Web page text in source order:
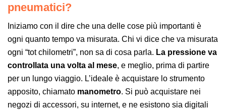
pneumatici?
Iniziamo con il dire che una delle cose più importanti è
ogni quanto tempo va misurata. Chi vi dice che va misurata
ogni “tot chilometri”, non sa di cosa parla. La pressione va
controllata una volta al mese, e meglio, prima di partire
per un lungo viaggio. L’ideale è acquistare lo strumento
apposito, chiamato manometro. Si può acquistare nei
negozi di accessori, su internet, e ne esistono sia digitali